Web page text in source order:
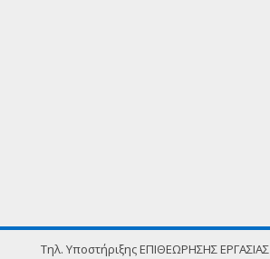
Τηλ. Υποστήριξης ΕΠΙΘΕΩΡΗΣΗΣ ΕΡΓΑΣΙΑΣ